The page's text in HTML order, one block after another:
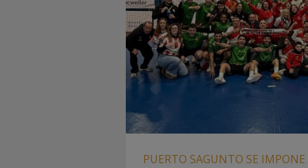
PUERTO SAGUNTO SE